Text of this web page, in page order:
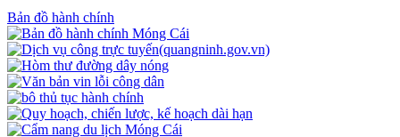
Bản đồ hành chính